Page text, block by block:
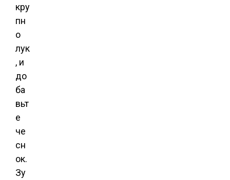
кру
пн
о
лук
, и
до
ба
вьт
е
че
сн
ок.
Зу